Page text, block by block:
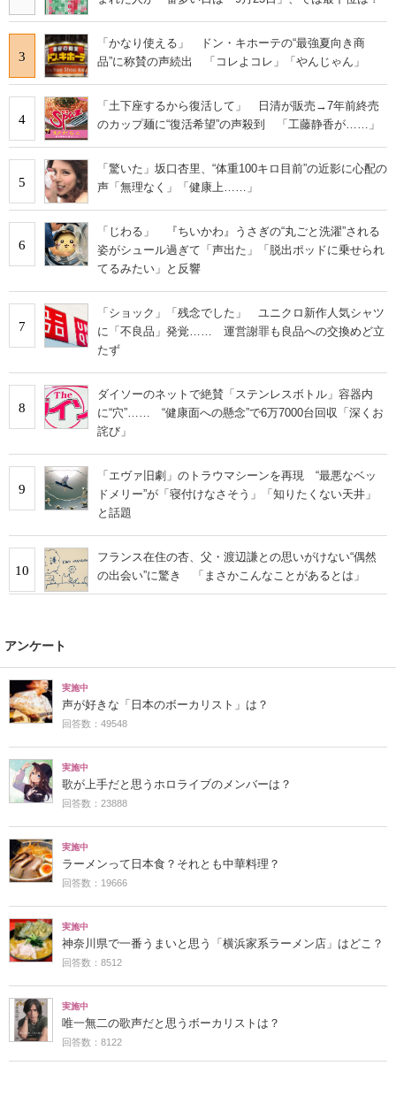
3
「かなり使える」 ドン・キホーテの“最強夏向き商
品”に称賛の声続出 「コレよコレ」「やんじゃん」
4
「土下座するから復活して」 日清が販売→7年前終売
のカップ麺に“復活希望”の声殺到 「工藤静香が……」
5
「驚いた」坂口杏里、“体重100キロ目前”の近影に心配の
声「無理なく」「健康上……」
6
「じわる」 『ちいかわ』うさぎの“丸ごと洗濯”される
姿がシュール過ぎて「声出た」「脱出ポッドに乗せられ
てるみたい」と反響
7
「ショック」「残念でした」 ユニクロ新作人気シャツ
に「不良品」発覚…… 運営謝罪も良品への交換めど立
たず
8
ダイソーのネットで絶賛「ステンレスボトル」容器内
に“穴”…… “健康面への懸念”で6万7000台回収「深くお
詫び」
9
「エヴァ旧劇」のトラウマシーンを再現 “最悪なベッ
ドメリー”が「寝付けなさそう」「知りたくない天井」
と話題
10
フランス在住の杏、父・渡辺謙との思いがけない“偶然
の出会い”に驚き 「まさかこんなことがあるとは」
アンケート
実施中
声が好きな「日本のボーカリスト」は？
回答数：49548
実施中
歌が上手だと思うホロライブのメンバーは？
回答数：23888
実施中
ラーメンって日本食？それとも中華料理？
回答数：19666
実施中
神奈川県で一番うまいと思う「横浜家系ラーメン店」はどこ？
回答数：8512
実施中
唯一無二の歌声だと思うボーカリストは？
回答数：8122